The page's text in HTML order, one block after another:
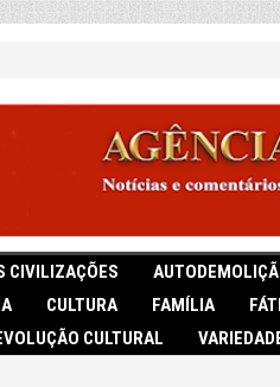
CIVILIZAÇÕES
CULTURA FAMÍLIA
CULTURAL